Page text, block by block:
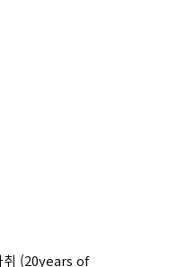
취 (20years of